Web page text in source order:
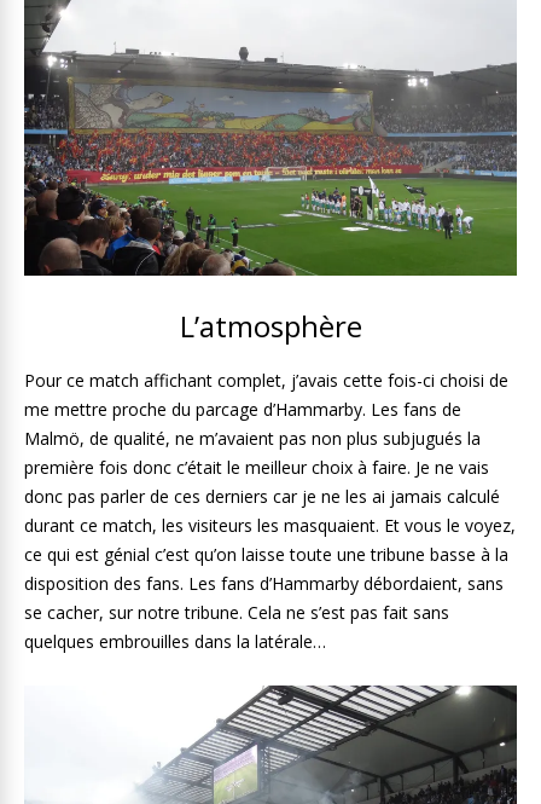
L’atmosphère
Pour ce match affichant complet, j’avais cette fois-ci choisi de
me mettre proche du parcage d’Hammarby. Les fans de
Malmö, de qualité, ne m’avaient pas non plus subjugués la
première fois donc c’était le meilleur choix à faire. Je ne vais
donc pas parler de ces derniers car je ne les ai jamais calculé
durant ce match, les visiteurs les masquaient. Et vous le voyez,
ce qui est génial c’est qu’on laisse toute une tribune basse à la
disposition des fans. Les fans d’Hammarby débordaient, sans
se cacher, sur notre tribune. Cela ne s’est pas fait sans
quelques embrouilles dans la latérale…